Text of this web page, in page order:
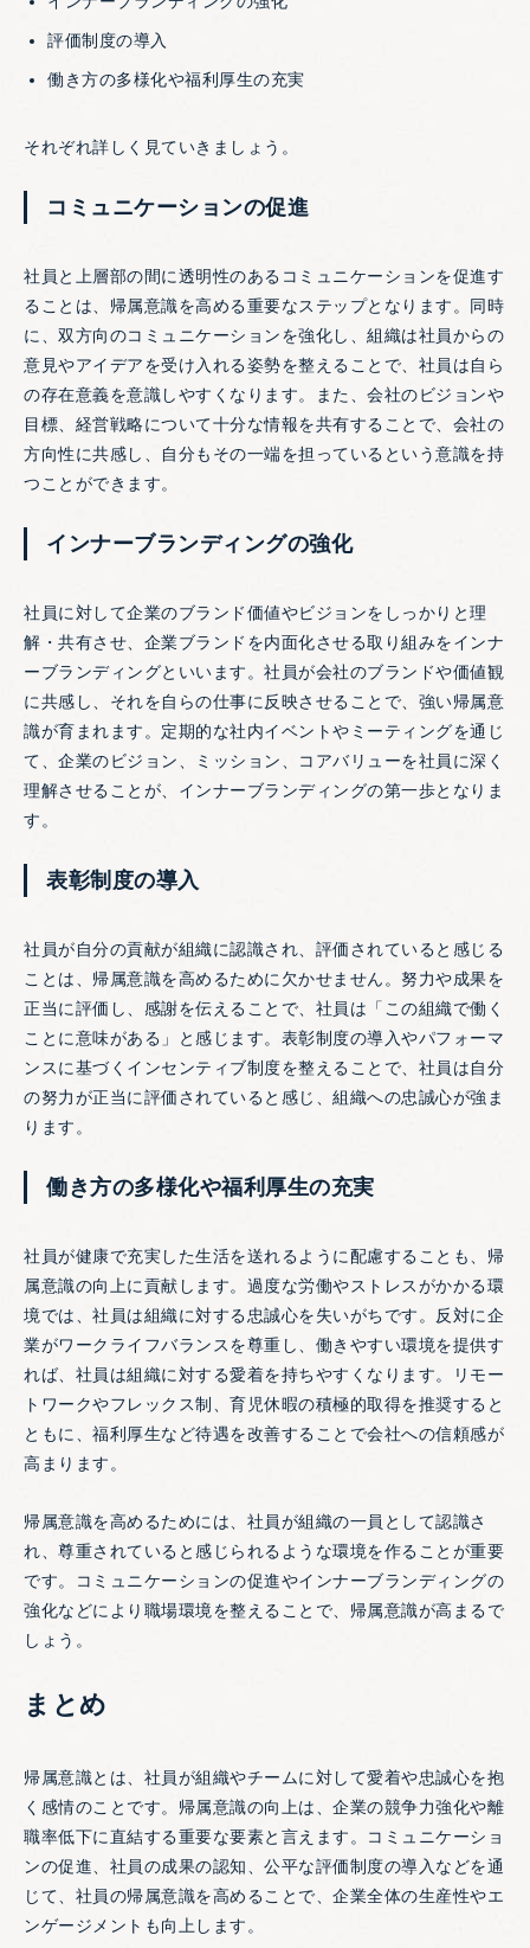
評価制度の導入
働き方の多様化や福利厚生の充実
それぞれ詳しく見ていきましょう。
コミュニケーションの促進
社員と上層部の間に透明性のあるコミュニケーションを促進す
ることは、帰属意識を高める重要なステップとなります。同時
に、双方向のコミュニケーションを強化し、組織は社員からの
意見やアイデアを受け入れる姿勢を整えることで、社員は自ら
の存在意義を意識しやすくなります。また、会社のビジョンや
目標、経営戦略について十分な情報を共有することで、会社の
方向性に共感し、自分もその一端を担っているという意識を持
つことができます。
インナーブランディングの強化
社員に対して企業のブランド価値やビジョンをしっかりと理
解・共有させ、企業ブランドを内面化させる取り組みをインナ
ーブランディングといいます。社員が会社のブランドや価値観
に共感し、それを自らの仕事に反映させることで、強い帰属意
識が育まれます。定期的な社内イベントやミーティングを通じ
て、企業のビジョン、ミッション、コアバリューを社員に深く
理解させることが、インナーブランディングの第一歩となりま
す。
表彰制度の導入
社員が自分の貢献が組織に認識され、評価されていると感じる
ことは、帰属意識を高めるために欠かせません。努力や成果を
正当に評価し、感謝を伝えることで、社員は「この組織で働く
ことに意味がある」と感じます。表彰制度の導入やパフォーマ
ンスに基づくインセンティブ制度を整えることで、社員は自分
の努力が正当に評価されていると感じ、組織への忠誠心が強ま
ります。
働き方の多様化や福利厚生の充実
社員が健康で充実した生活を送れるように配慮することも、帰
属意識の向上に貢献します。過度な労働やストレスがかかる環
境では、社員は組織に対する忠誠心を失いがちです。反対に企
業がワークライフバランスを尊重し、働きやすい環境を提供す
れば、社員は組織に対する愛着を持ちやすくなります。リモー
トワークやフレックス制、育児休暇の積極的取得を推奨すると
ともに、福利厚生など待遇を改善することで会社への信頼感が
高まります。
帰属意識を高めるためには、社員が組織の一員として認識さ
れ、尊重されていると感じられるような環境を作ることが重要
です。コミュニケーションの促進やインナーブランディングの
強化などにより職場環境を整えることで、帰属意識が高まるで
しょう。
まとめ
帰属意識とは、社員が組織やチームに対して愛着や忠誠心を抱
く感情のことです。帰属意識の向上は、企業の競争力強化や離
職率低下に直結する重要な要素と言えます。コミュニケーショ
ンの促進、社員の成果の認知、公平な評価制度の導入などを通
じて、社員の帰属意識を高めることで、企業全体の生産性やエ
ンゲージメントも向上します。